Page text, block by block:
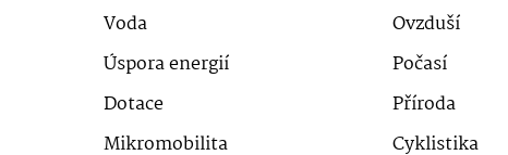
Voda
Ovzduší
Úspora energií
Počasí
Dotace
Příroda
Mikromobilita Cyklistika